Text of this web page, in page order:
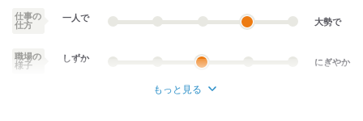
仕事の
仕方
一人で 大勢で
職場の
様子
しずか にぎやか
もっと見る